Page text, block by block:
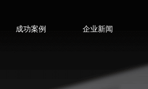
成功案例 企业新闻